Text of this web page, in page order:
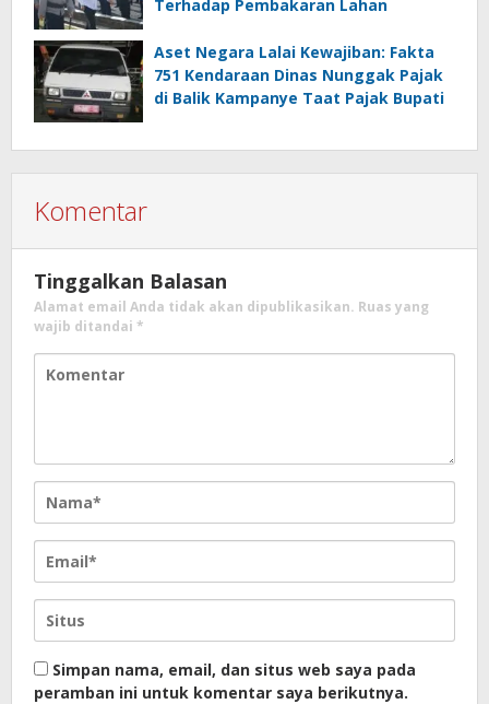
Terhadap Pembakaran Lahan
Aset Negara Lalai Kewajiban: Fakta
751 Kendaraan Dinas Nunggak Pajak
di Balik Kampanye Taat Pajak Bupati
Komentar
Tinggalkan Balasan
Alamat email Anda tidak akan dipublikasikan. Ruas yang
wajib ditandai *
Simpan nama, email, dan situs web saya pada
peramban ini untuk komentar saya berikutnya.